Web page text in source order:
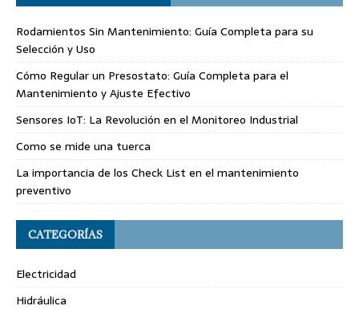
Rodamientos Sin Mantenimiento: Guía Completa para su
Selección y Uso
Cómo Regular un Presostato: Guía Completa para el
Mantenimiento y Ajuste Efectivo
Sensores IoT: La Revolución en el Monitoreo Industrial
Como se mide una tuerca
La importancia de los Check List en el mantenimiento
preventivo
CATEGORÍAS
Electricidad
Hidráulica